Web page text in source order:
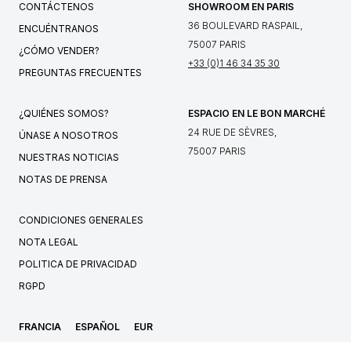
CONTÁCTENOS
ENCUÉNTRANOS
¿CÓMO VENDER?
PREGUNTAS FRECUENTES
SHOWROOM EN PARIS
36 BOULEVARD RASPAIL,
75007 PARIS
+33 (0)1 46 34 35 30
¿QUIÉNES SOMOS?
ÚNASE A NOSOTROS
NUESTRAS NOTICIAS
NOTAS DE PRENSA
ESPACIO EN LE BON MARCHÉ
24 RUE DE SÈVRES,
75007 PARIS
CONDICIONES GENERALES
NOTA LEGAL
POLITICA DE PRIVACIDAD
RGPD
FRANCIA ESPAÑOL EUR